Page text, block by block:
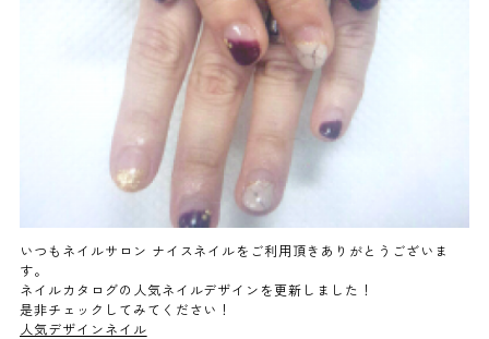
ご利用の流れ
取り扱いカラー
ネイル用語
消費者志向自主宣言
新着情報
いつもネイルサロン ナイスネイルをご利用頂きありがとうございま
す。
ネイルカタログの人気ネイルデザインを更新しました！
是非チェックしてみてください！
人気デザインネイル